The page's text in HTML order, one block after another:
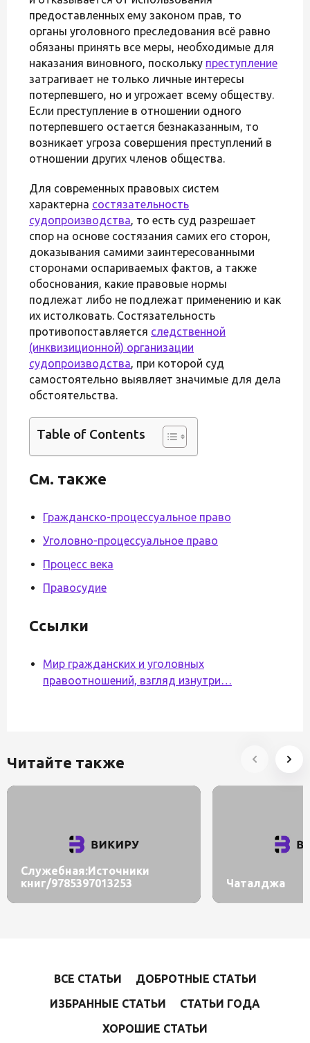
предоставленных ему законом прав, то
органы уголовного преследования всё равно
обязаны принять все меры, необходимые для
наказания виновного, поскольку преступление
затрагивает не только личные интересы
потерпевшего, но и угрожает всему обществу.
Если преступление в отношении одного
потерпевшего остается безнаказанным, то
возникает угроза совершения преступлений в
отношении других членов общества.
Для современных правовых систем
характерна состязательность
судопроизводства, то есть суд разрешает
спор на основе состязания самих его сторон,
доказывания самими заинтересованными
сторонами оспариваемых фактов, а также
обоснования, какие правовые нормы
подлежат либо не подлежат применению и как
их истолковать. Состязательность
противопоставляется следственной
(инквизиционной) организации
судопроизводства, при которой суд
самостоятельно выявляет значимые для дела
обстоятельства.
Table of Contents
См. также
Гражданско-процессуальное право
Уголовно-процессуальное право
Процесс века
Правосудие
Ссылки
Мир гражданских и уголовных
правоотношений, взгляд изнутри…
Читайте также
Служебная:Источники
книг/9785397013253
Чаталджа
ВСЕ СТАТЬИ
ДОБРОТНЫЕ СТАТЬИ
ИЗБРАННЫЕ СТАТЬИ
СТАТЬИ ГОДА
ХОРОШИЕ СТАТЬИ